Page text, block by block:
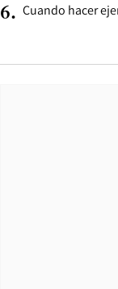
6. Cuando hacer